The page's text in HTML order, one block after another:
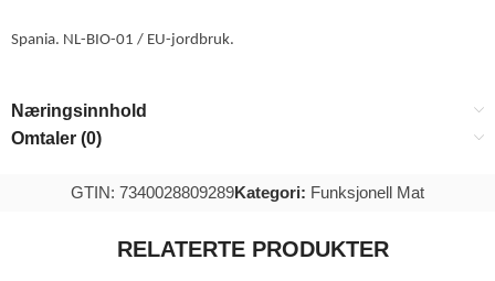
Spania. NL-BIO-01 / EU-jordbruk.
Næringsinnhold
Omtaler (0)
GTIN: 7340028809289Kategori: Funksjonell Mat
RELATERTE PRODUKTER